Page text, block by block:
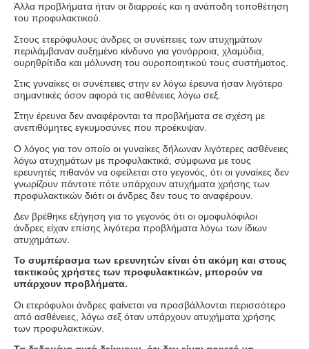
Άλλα προβλήματα ήταν οι διαρροές και η ανάποδη τοποθέτηση
του προφυλακτικού.
Στους ετερόφυλους άνδρες οι συνέπειες των ατυχημάτων
περιλάμβαναν αυξημένο κίνδυνο για γονόρροια, χλαμύδια,
ουρηθρίτιδα και μόλυνση του ουροποιητικού τους συστήματος.
Στις γυναίκες οι συνέπειες στην εν λόγω έρευνα ήσαν λιγότερο
σημαντικές όσον αφορά τις ασθένειες λόγω σεξ.
Στην έρευνα δεν αναφέρονται τα προβλήματα σε σχέση με
ανεπιθύμητες εγκυμοσύνες που προέκυψαν.
Ο λόγος για τον οποίο οι γυναίκες δήλωναν λιγότερες ασθένειες
λόγω ατυχημάτων με προφυλακτικά, σύμφωνα με τους
ερευνητές πιθανόν να οφείλεται στο γεγονός, ότι οι γυναίκες δεν
γνωρίζουν πάντοτε πότε υπάρχουν ατυχήματα χρήσης των
προφυλακτικών διότι οι άνδρες δεν τους το αναφέρουν.
Δεν βρέθηκε εξήγηση για το γεγονός ότι οι ομοφυλόφιλοι
άνδρες είχαν επίσης λιγότερα προβλήματα λόγω των ίδιων
ατυχημάτων.
Το συμπέρασμα των ερευνητών είναι ότι ακόμη και στους
τακτικούς χρήστες των προφυλακτικών, μπορούν να
υπάρχουν προβλήματα.
Οι ετερόφυλοι άνδρες φαίνεται να προσβάλλονται περισσότερο
από ασθένειες, λόγω σεξ όταν υπάρχουν ατυχήματα χρήσης
των προφυλακτικών.